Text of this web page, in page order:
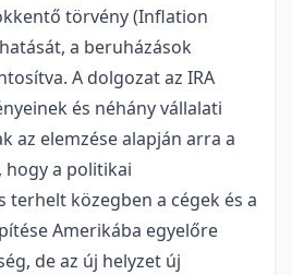
törvény (Inflation
a beruházások
A dolgozat az IRA
és néhány vállalati
az elemzése alapján arra a
a politikai
terhelt közegben a cégek és a
Amerikába egyelőre
de az új helyzet új